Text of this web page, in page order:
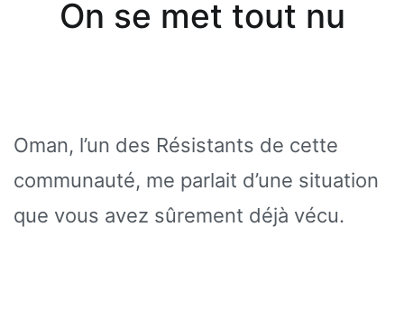
On se met tout nu
Oman, l’un des Résistants de cette
communauté, me parlait d’une situation
que vous avez sûrement déjà vécu.